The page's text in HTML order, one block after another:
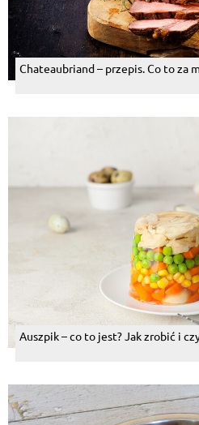
Chateaubriand – przepis. Co to za
Auszpik – co to jest? Jak zrobić i